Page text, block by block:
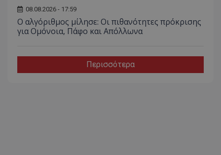
08.08.2026 - 17:59
Ο αλγόριθμος μίλησε: Οι πιθανότητες πρόκρισης
για Ομόνοια, Πάφο και Απόλλωνα
Περισσότερα